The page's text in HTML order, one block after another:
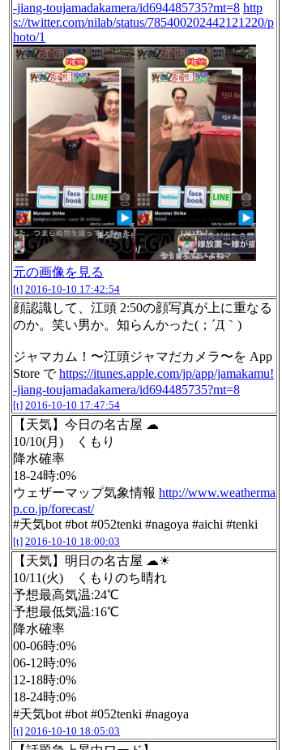
-jiang-toujamadakamera/id694485735?mt=8 http
s://twitter.com/nilab/status/785400202442121220/p
hoto/1
元の画像を見る
[t] 2016-10-10 17:42:54
顔認識して、江頭 2:50の顔写真が上に重なる
のか。笑い男か。知らんかった(；´Д｀)
ジャマカム！〜江頭ジャマだカメラ〜を App
Store でhttps://itunes.apple.com/jp/app/jamakamu!
-jiang-toujamadakamera/id694485735?mt=8
[t] 2016-10-10 17:47:54
【天気】今日の名古屋 ☁
10/10(月) くもり
降水確率
18-24時:0%
ウェザーマップ気象情報 http://www.weatherma
p.co.jp/forecast/
#天気bot #bot #052tenki #nagoya #aichi #tenki
[t] 2016-10-10 18:00:03
【天気】明日の名古屋 ☁☀
10/11(火) くもりのち晴れ
予想最高気温:24℃
予想最低気温:16℃
降水確率
00-06時:0%
06-12時:0%
12-18時:0%
18-24時:0%
#天気bot #bot #052tenki #nagoya
[t] 2016-10-10 18:05:03